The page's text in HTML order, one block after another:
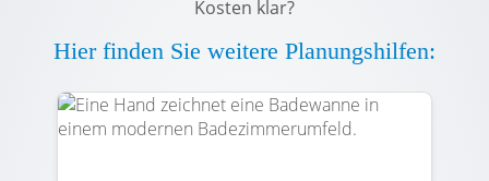
Kosten klar?
Hier finden Sie weitere Planungshilfen: